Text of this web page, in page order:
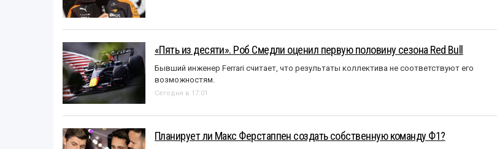
«Пять из десяти». Роб Смедли оценил первую половину сезона Red Bull
Бывший инженер Ferrari считает, что результаты коллектива не соответствуют его
возможностям.
Сегодня в 17:01
Планирует ли Макс Ферстаппен создать собственную команду Ф1?